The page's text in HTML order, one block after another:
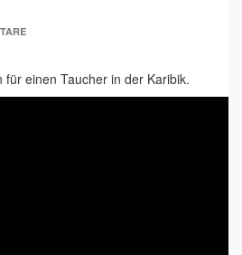
für einen Taucher in der Karibik.